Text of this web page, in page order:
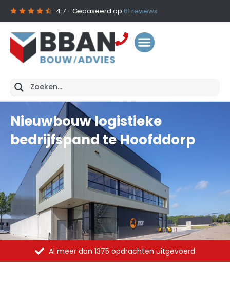
4.7- Gebaseerd op 61 reviews
Nieuwbouw logistieke
bedrijfspand te Hoofddorp
Al meer dan 1375 opdrachten uitgevoerd